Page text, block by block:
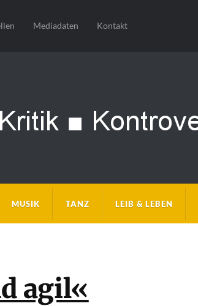
Mediadaten Kontakt
MUSIK TANZ LEIB & LEBEN
agil«